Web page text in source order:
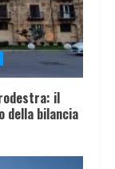
il
della bilancia